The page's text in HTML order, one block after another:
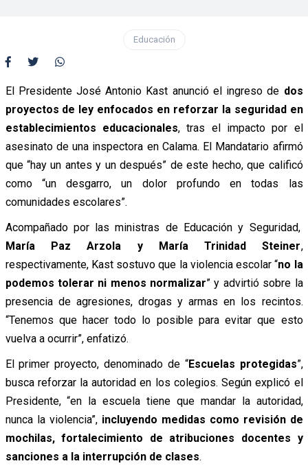
Educación
El Presidente José Antonio Kast anunció el ingreso de dos
proyectos de ley enfocados en reforzar la seguridad en
establecimientos educacionales, tras el impacto por el
asesinato de una inspectora en Calama. El Mandatario afirmó
que “hay un antes y un después” de este hecho, que calificó
como “un desgarro, un dolor profundo en todas las
comunidades escolares”.
Acompañado por las ministras de Educación y Seguridad,
María Paz Arzola y María Trinidad Steiner,
respectivamente, Kast sostuvo que la violencia escolar “no la
podemos tolerar ni menos normalizar” y advirtió sobre la
presencia de agresiones, drogas y armas en los recintos.
“Tenemos que hacer todo lo posible para evitar que esto
vuelva a ocurrir”, enfatizó.
El primer proyecto, denominado de “Escuelas protegidas”,
busca reforzar la autoridad en los colegios. Según explicó el
Presidente, “en la escuela tiene que mandar la autoridad,
nunca la violencia”, incluyendo medidas como revisión de
mochilas, fortalecimiento de atribuciones docentes y
sanciones a la interrupción de clases.